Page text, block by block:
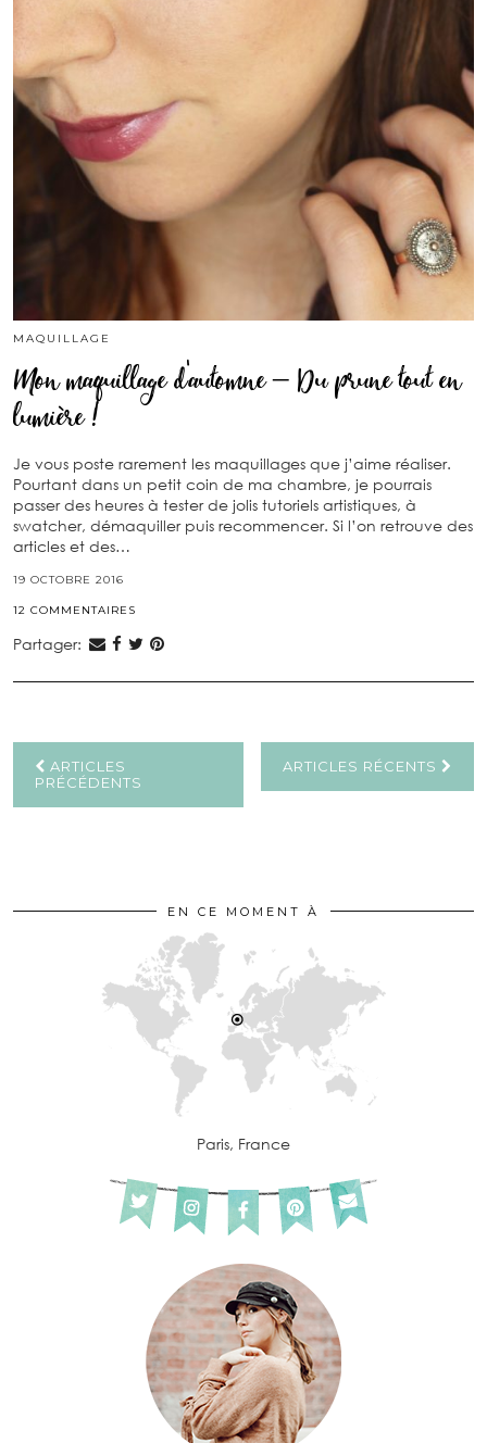
MAQUILLAGE
Mon maquillage d’automne – Du prune tout en
lumière !
Je vous poste rarement les maquillages que j’aime réaliser.
Pourtant dans un petit coin de ma chambre, je pourrais
passer des heures à tester de jolis tutoriels artistiques, à
swatcher, démaquiller puis recommencer. Si l’on retrouve des
articles et des…
19 OCTOBRE 2016
12 COMMENTAIRES
Partager:
ARTICLES
PRÉCÉDENTS
ARTICLES RÉCENTS
EN CE MOMENT À
Paris, France